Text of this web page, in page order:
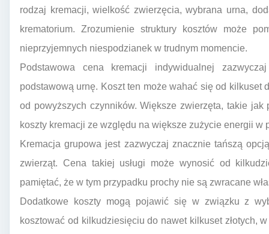
rodzaj kremacji, wielkość zwierzęcia, wybrana urna,
krematorium. Zrozumienie struktury kosztów może
nieprzyjemnych niespodzianek w trudnym momencie.
Podstawowa cena kremacji indywidualnej
podstawową urnę. Koszt ten może wahać się od kilkuset
od powyższych czynników. Większe zwierzęta, takie
koszty kremacji ze względu na większe zużycie energii w
Kremacja grupowa jest zazwyczaj znacznie tańszą
zwierząt. Cena takiej usługi może wynosić od
pamiętać, że w tym przypadku prochy nie są zwracane
Dodatkowe koszty mogą pojawić się w związku z
kosztować od kilkudziesięciu do nawet kilkuset złotych,